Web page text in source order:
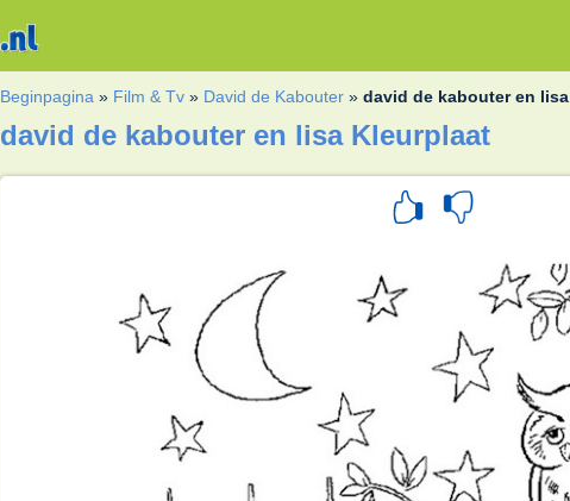
Beginpagina » Film & Tv » David de Kabouter »david de kabouter en lisa
david de kabouter en lisa Kleurplaat